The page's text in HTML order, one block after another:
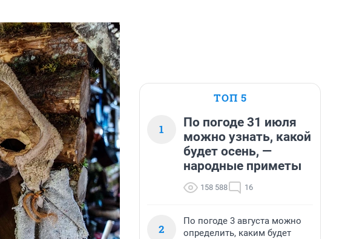
ТОП 5
1
По погоде 31 июля
можно узнать, какой
будет осень, —
народные приметы
158 588 16
2
По погоде 3 августа можно
определить, каким будет